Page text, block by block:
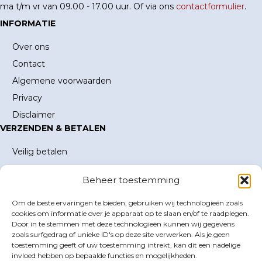
Beheer toestemming
Om de beste ervaringen te bieden, gebruiken wij technologieën zoals
cookies om informatie over je apparaat op te slaan en/of te raadplegen.
Door in te stemmen met deze technologieën kunnen wij gegevens
zoals surfgedrag of unieke ID's op deze site verwerken. Als je geen
toestemming geeft of uw toestemming intrekt, kan dit een nadelige
invloed hebben op bepaalde functies en mogelijkheden.
ma t/m vr van 09.00 - 17.00 uur. Of via ons contactformulier.
INFORMATIE
Over ons
Contact
Algemene voorwaarden
Privacy
Disclaimer
VERZENDEN & BETALEN
Veilig betalen
Verzending en verzendkosten
MIJN ACCOUNT
Mijn account
Winkelwagen
Inloggen